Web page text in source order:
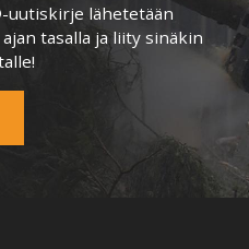
uutiskirje lähetetään
tasalla ja liity sinäkin